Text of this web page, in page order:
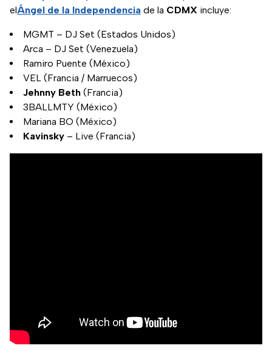
elÁngel de la Independencia de la CDMX incluye:
MGMT – DJ Set (Estados Unidos)
Arca – DJ Set (Venezuela)
Ramiro Puente (México)
VEL (Francia / Marruecos)
Jehnny Beth (Francia)
3BALLMTY (México)
Mariana BO (México)
Kavinsky – Live (Francia)